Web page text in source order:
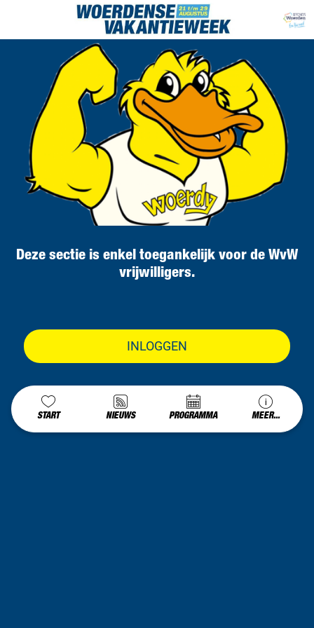
Deze sectie is enkel toegankelijk voor de WvW
vrijwilligers.
INLOGGEN
START NIEUWS PROGRAMMA MEER...